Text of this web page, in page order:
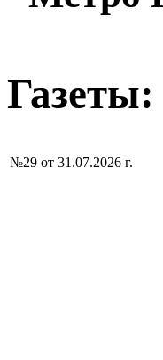
№29 от 31.07.2026 г.